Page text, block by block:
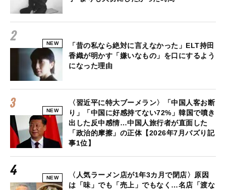
NEW
「昔の私なら絶対に言えなかった」ELT持田
香織が明かす「嫌いなもの」を口にするよう
になった理由
NEW
〈習近平に特大ブーメラン〉「中国人客お断
り」「中国に好感持てない72%」韓国で噴き
出した反中感情…中国人旅行者が直面した
「政治的摩擦」の正体【2026年7月バズり記
事1位】
NEW
〈人気ラーメン店が1年3カ月で閉店〉原因
は「味」でも「売上」でもなく…名店「渡な